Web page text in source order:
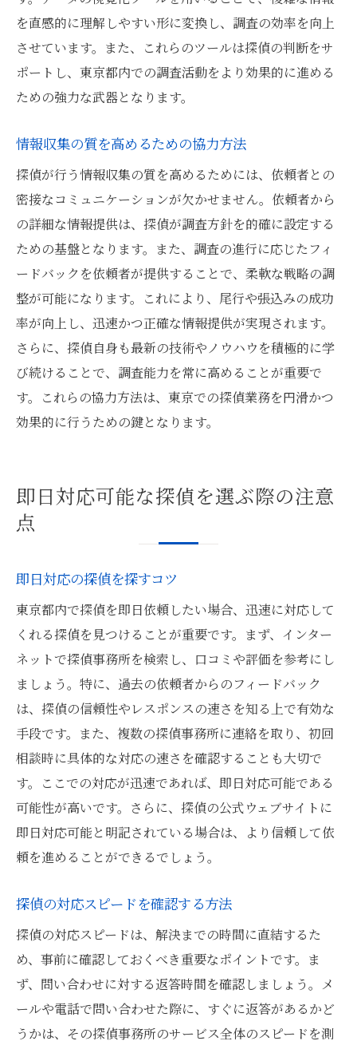
を直感的に理解しやすい形に変換し、調査の効率を向上
させています。また、これらのツールは探偵の判断をサ
ポートし、東京都内での調査活動をより効果的に進める
ための強力な武器となります。
情報収集の質を高めるための協力方法
探偵が行う情報収集の質を高めるためには、依頼者との
密接なコミュニケーションが欠かせません。依頼者から
の詳細な情報提供は、探偵が調査方針を的確に設定する
ための基盤となります。また、調査の進行に応じたフィ
ードバックを依頼者が提供することで、柔軟な戦略の調
整が可能になります。これにより、尾行や張込みの成功
率が向上し、迅速かつ正確な情報提供が実現されます。
さらに、探偵自身も最新の技術やノウハウを積極的に学
び続けることで、調査能力を常に高めることが重要で
す。これらの協力方法は、東京での探偵業務を円滑かつ
効果的に行うための鍵となります。
即日対応可能な探偵を選ぶ際の注意
点
即日対応の探偵を探すコツ
東京都内で探偵を即日依頼したい場合、迅速に対応して
くれる探偵を見つけることが重要です。まず、インター
ネットで探偵事務所を検索し、口コミや評価を参考にし
ましょう。特に、過去の依頼者からのフィードバック
は、探偵の信頼性やレスポンスの速さを知る上で有効な
手段です。また、複数の探偵事務所に連絡を取り、初回
相談時に具体的な対応の速さを確認することも大切で
す。ここでの対応が迅速であれば、即日対応可能である
可能性が高いです。さらに、探偵の公式ウェブサイトに
即日対応可能と明記されている場合は、より信頼して依
頼を進めることができるでしょう。
探偵の対応スピードを確認する方法
探偵の対応スピードは、解決までの時間に直結するた
め、事前に確認しておくべき重要なポイントです。ま
ず、問い合わせに対する返答時間を確認しましょう。メ
ールや電話で問い合わせた際に、すぐに返答があるかど
うかは、その探偵事務所のサービス全体のスピードを測